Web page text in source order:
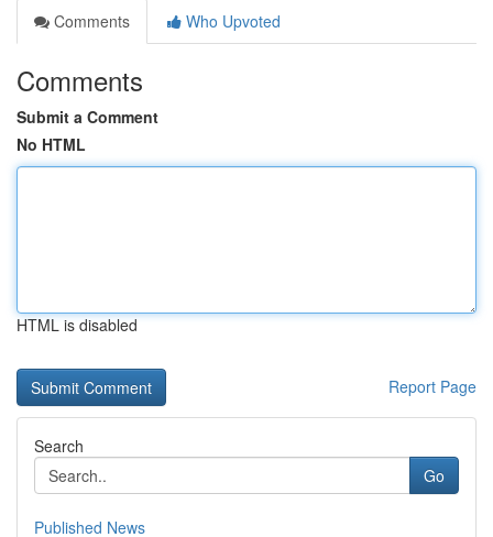
Comments
Who Upvoted
Comments
Submit a Comment
No HTML
HTML is disabled
Report Page
Search
Go
Published News